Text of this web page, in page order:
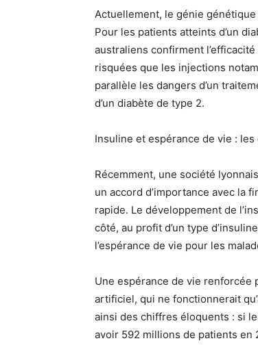
Actuellement, le génie
Pour les patients atteints d’un
australiens confirment
risquées que les injections
parallèle les dangers d’un
d’un diabète de type 2.
Insuline et espérance de vie :
Récemment, une société
un accord d’importance avec la
rapide. Le développement de
côté, au profit d’un type
l’espérance de vie pour les
Une espérance de vie renforcée
artificiel, qui ne fonctionnerait
ainsi des chiffres éloquents : si
avoir 592 millions de patients en